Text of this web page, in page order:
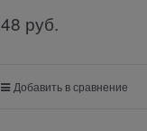
48 руб.
Добавить в сравнение